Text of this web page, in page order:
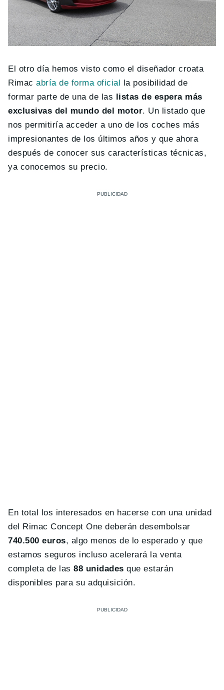
El otro día hemos visto como el diseñador croata
Rimacabría de forma oficial la posibilidad de
formar parte de una de las listas de espera más
exclusivas del mundo del motor. Un listado que
nos permitiría acceder a uno de los coches más
impresionantes de los últimos años y que ahora
después de conocer sus características técnicas,
ya conocemos su precio.
En total los interesados en hacerse con una unidad
del Rimac Concept One deberán desembolsar
740.500 euros, algo menos de lo esperado y que
estamos seguros incluso acelerará la venta
completa de las88 unidadesque estarán
disponibles para su adquisición.